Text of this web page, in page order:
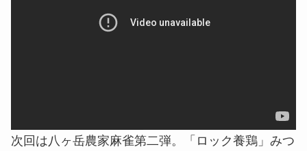
次回は八ヶ岳農家麻雀第二弾。「ロック養鶏」みつ